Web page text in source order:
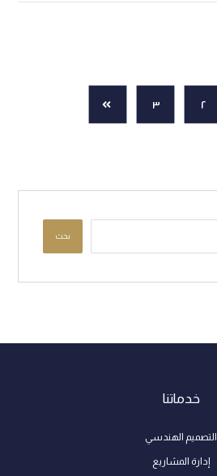
٢ ٣
بحث
خدماتنا
التصميم الهندسي
إدارة المشاريع